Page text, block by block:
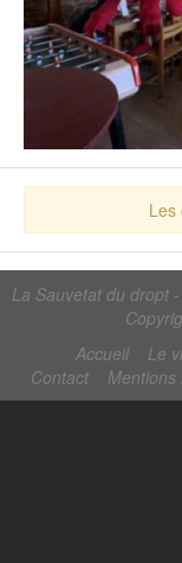
Les
La Sauvetat du dropt
Accueil
Le
Contact
Mentions